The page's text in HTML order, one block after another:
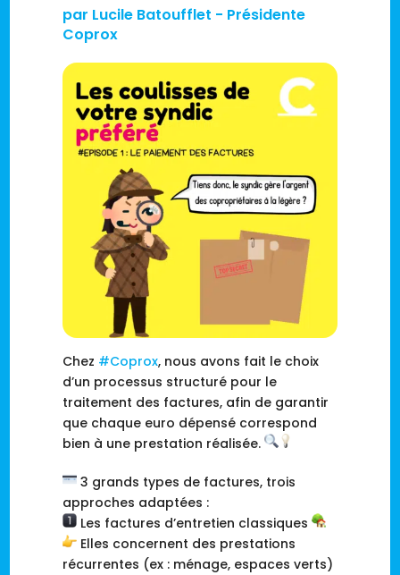
par Lucile Batoufflet - Présidente
Coprox
Chez #Coprox, nous avons fait le choix
d’un processus structuré pour le
traitement des factures, afin de garantir
que chaque euro dépensé correspond
bien à une prestation réalisée.
3 grands types de factures, trois
approches adaptées :
Les factures d’entretien classiques
Elles concernent des prestations
récurrentes (ex : ménage, espaces verts)